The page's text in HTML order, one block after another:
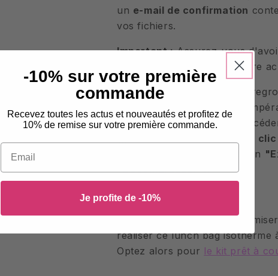
un e-mail de confirmation
vos fichiers.
Important :Assurez-vous
fournie avant de valider votre
Les fichiers de patron sont
(format .ZIP)
. Vous devez
extrairece dossier pour
puis en sélectionnant l'option
"Décompresser").
Vous souhaitez vous
réaliser ce lunch bag isotherme
Optez alors pour le kit prêt à
-10% sur votre première
commande
Recevez toutes les actus et nouveautés et profitez de
10% de remise sur votre première commande.
Email
Je profite de -10%